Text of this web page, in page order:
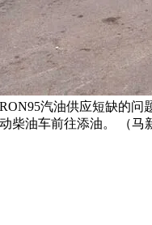
汽油供应短缺的
柴油车前往添油。 （马